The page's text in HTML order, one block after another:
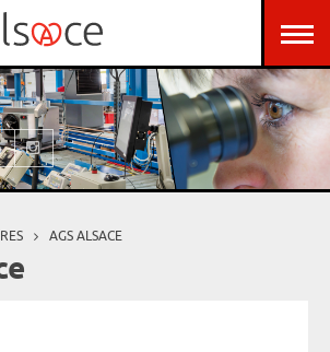
AGS ALSACE
cookies